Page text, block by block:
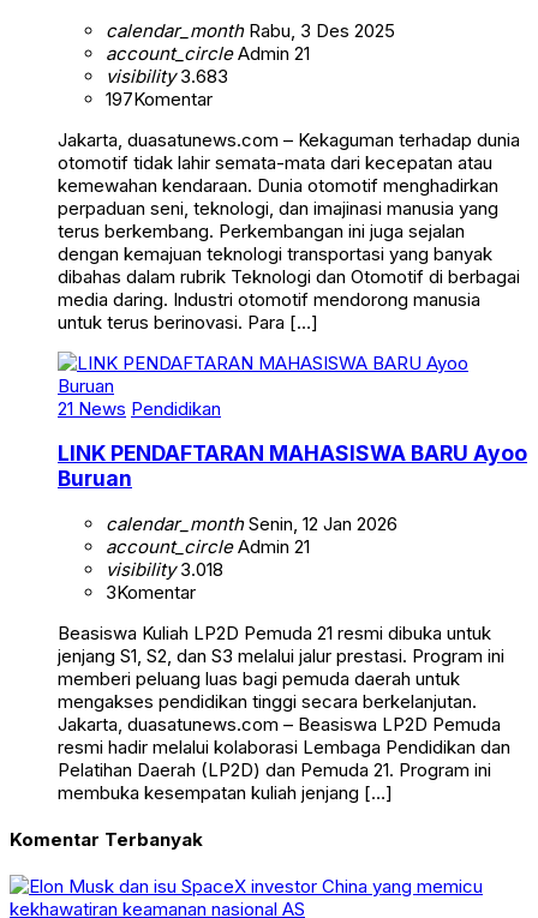
calendar_monthRabu, 3 Des 2025
account_circleAdmin 21
visibility3.683
197Komentar
Jakarta, duasatunews.com – Kekaguman terhadap dunia
otomotif tidak lahir semata-mata dari kecepatan atau
kemewahan kendaraan. Dunia otomotif menghadirkan
perpaduan seni, teknologi, dan imajinasi manusia yang
terus berkembang. Perkembangan ini juga sejalan
dengan kemajuan teknologi transportasi yang banyak
dibahas dalam rubrik Teknologi dan Otomotif di berbagai
media daring. Industri otomotif mendorong manusia
untuk terus berinovasi. Para […]
21 News Pendidikan
LINK PENDAFTARAN MAHASISWA BARU Ayoo
Buruan
calendar_monthSenin, 12 Jan 2026
account_circleAdmin 21
visibility3.018
3Komentar
Beasiswa Kuliah LP2D Pemuda 21 resmi dibuka untuk
jenjang S1, S2, dan S3 melalui jalur prestasi. Program ini
memberi peluang luas bagi pemuda daerah untuk
mengakses pendidikan tinggi secara berkelanjutan.
Jakarta, duasatunews.com – Beasiswa LP2D Pemuda
resmi hadir melalui kolaborasi Lembaga Pendidikan dan
Pelatihan Daerah (LP2D) dan Pemuda 21. Program ini
membuka kesempatan kuliah jenjang […]
Komentar Terbanyak